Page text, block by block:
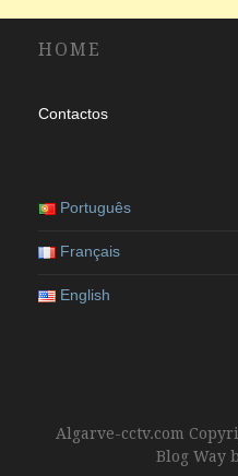
HOME
Contactos
Português
Français
English
Algarve-cctv.com
Blog Way